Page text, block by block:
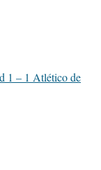
1 – 1 Atlético de